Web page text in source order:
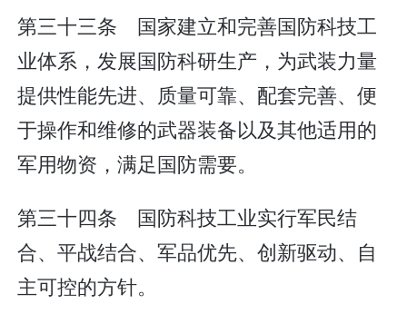
第三十三条 国家建立和完善国防科技工
业体系，发展国防科研生产，为武装力量
提供性能先进、质量可靠、配套完善、便
于操作和维修的武器装备以及其他适用的
军用物资，满足国防需要。
第三十四条 国防科技工业实行军民结
合、平战结合、军品优先、创新驱动、自
主可控的方针。